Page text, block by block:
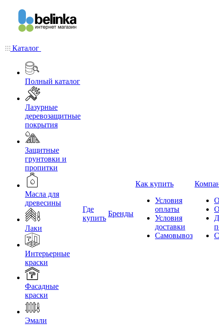
Каталог
Полный каталог
Лазурные
деревозащитные
покрытия
Защитные
грунтовки и
пропитки
Масла для
древесины
Лаки
Интерьерные
краски
Фасадные
краски
Эмали
Где
купить
Бренды
Как купить
Условия
оплаты
Условия
доставки
Самовывоз